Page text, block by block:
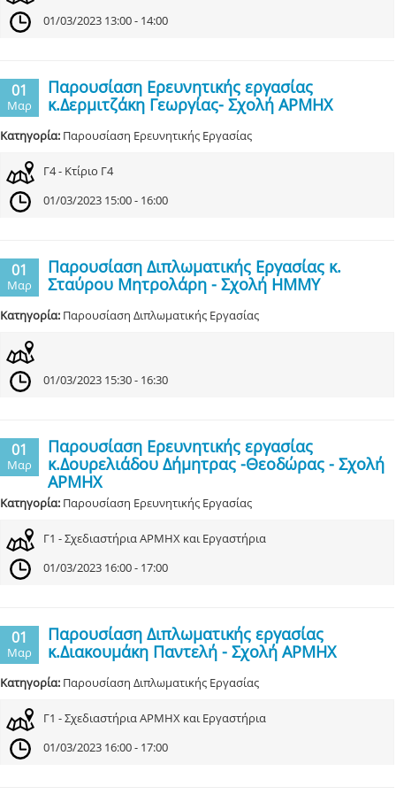
01/03/2023 13:00 - 14:00
01
Μαρ
Παρουσίαση Ερευνητικής εργασίας
κ.Δερμιτζάκη Γεωργίας- Σχολή ΑΡΜΗΧ
Κατηγορία: Παρουσίαση Ερευνητικής Εργασίας
Γ4 - Κτίριο Γ4
01/03/2023 15:00 - 16:00
01
Μαρ
Παρουσίαση Διπλωματικής Εργασίας κ.
Σταύρου Μητρολάρη - Σχολή ΗΜΜΥ
Κατηγορία: Παρουσίαση Διπλωματικής Εργασίας
01/03/2023 15:30 - 16:30
01
Μαρ
Παρουσίαση Ερευνητικής εργασίας
κ.Δουρελιάδου Δήμητρας -Θεοδώρας - Σχολή
ΑΡΜΗΧ
Κατηγορία: Παρουσίαση Ερευνητικής Εργασίας
Γ1 - Σχεδιαστήρια ΑΡΜΗΧ και Εργαστήρια
01/03/2023 16:00 - 17:00
01
Μαρ
Παρουσίαση Διπλωματικής εργασίας
κ.Διακουμάκη Παντελή - Σχολή ΑΡΜΗΧ
Κατηγορία: Παρουσίαση Διπλωματικής Εργασίας
Γ1 - Σχεδιαστήρια ΑΡΜΗΧ και Εργαστήρια
01/03/2023 16:00 - 17:00